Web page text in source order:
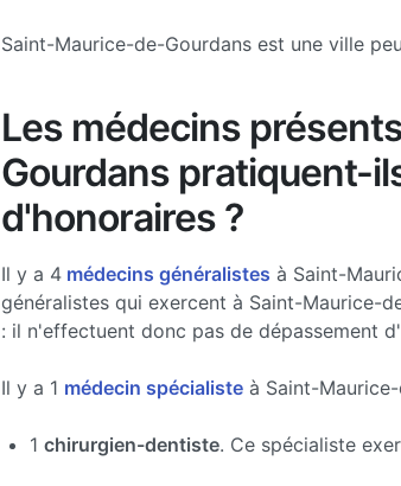
Saint-Maurice-de-Gourdans est une ville
Les médecins
Gourdans pratiquent-
d'honoraires ?
Il y a 4médecins généralistes à Saint-
généralistes qui exercent à Saint-Maurice-
: il n'effectuent donc pas de dépassement
Il y a 1 médecin spécialisteà Saint-Maurice-
1 chirurgien-dentiste. Ce spécialiste